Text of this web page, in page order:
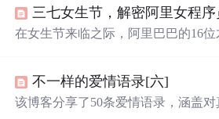
法艺术和家族传承。
三七女生节，解密阿里女程序
在女生节来临之际，阿里巴巴的16
不一样的爱情语录[六]
该博客分享了50条爱情语录，涵盖